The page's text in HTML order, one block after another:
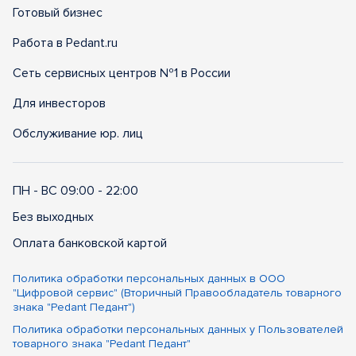
Готовый бизнес
Работа в Pedant.ru
Сеть сервисных центров №1 в России
Для инвесторов
Обслуживание юр. лиц
ПН - ВС 09:00 - 22:00
Без выходных
Оплата банковской картой
Политика обработки персональных данных в ООО
"Цифровой сервис" (Вторичный Правообладатель товарного
знака "Pedant Педант")
Политика обработки персональных данных у Пользователей
товарного знака "Pedant Педант"